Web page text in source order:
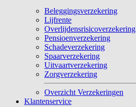
Beleggingsverzekering
Lijfrente
Overlijdensrisicoverzekering
Pensioenverzekering
Schadeverzekering
Spaarverzekering
Uitvaartverzekering
Zorgverzekering
Overzicht Verzekeringen
Klantenservice